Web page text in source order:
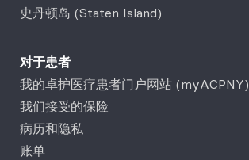
史丹顿岛 (Staten Island)
对于患者
我的卓护医疗患者门户网站 (myACPNY)
我们接受的保险
病历和隐私
账单